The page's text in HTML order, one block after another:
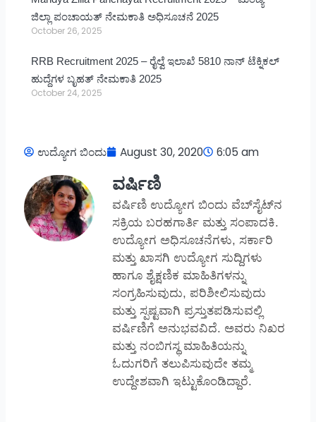
ಜಿಲ್ಲಾ ಪಂಚಾಯತ್ ನೇಮಕಾತಿ ಅಧಿಸೂಚನೆ 2025
October 26, 2025
RRB Recruitment 2025 – ರೈಲ್ವೆ ಇಲಾಖೆ 5810 ನಾನ್ ಟೆಕ್ನಿಕಲ್
ಹುದ್ದೆಗಳ ಬೃಹತ್ ನೇಮಕಾತಿ 2025
October 24, 2025
ಉದ್ಯೋಗ ಬಿಂದು August 30, 2020 6:05 am
ವರ್ಷಿಣಿ
ವರ್ಷಿಣಿ ಉದ್ಯೋಗ ಬಿಂದು ವೆಬ್‌ಸೈಟ್‌ನ
ಸಕ್ರಿಯ ಬರಹಗಾರ್ತಿ ಮತ್ತು ಸಂಪಾದಕಿ.
ಉದ್ಯೋಗ ಅಧಿಸೂಚನೆಗಳು, ಸರ್ಕಾರಿ
ಮತ್ತು ಖಾಸಗಿ ಉದ್ಯೋಗ ಸುದ್ದಿಗಳು
ಹಾಗೂ ಶೈಕ್ಷಣಿಕ ಮಾಹಿತಿಗಳನ್ನು
ಸಂಗ್ರಹಿಸುವುದು, ಪರಿಶೀಲಿಸುವುದು
ಮತ್ತು ಸ್ಪಷ್ಟವಾಗಿ ಪ್ರಸ್ತುತಪಡಿಸುವಲ್ಲಿ
ವರ್ಷಿಣಿಗೆ ಅನುಭವವಿದೆ. ಅವರು ನಿಖರ
ಮತ್ತು ನಂಬಿಗಸ್ಥ ಮಾಹಿತಿಯನ್ನು
ಓದುಗರಿಗೆ ತಲುಪಿಸುವುದೇ ತಮ್ಮ
ಉದ್ದೇಶವಾಗಿ ಇಟ್ಟುಕೊಂಡಿದ್ದಾರೆ.